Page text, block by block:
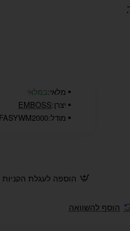
מלאי:במלאי
יצרן:EMBOSS
מודל:
הוספה לעגלת הקניות
הוסף להשוואה